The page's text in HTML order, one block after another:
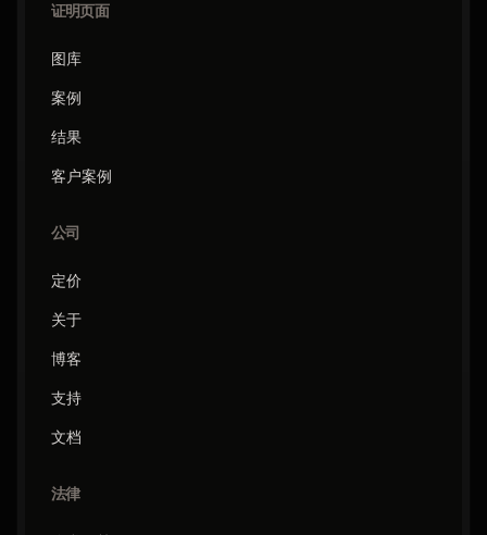
证明页面
图库
案例
结果
客户案例
公司
定价
关于
博客
支持
文档
法律